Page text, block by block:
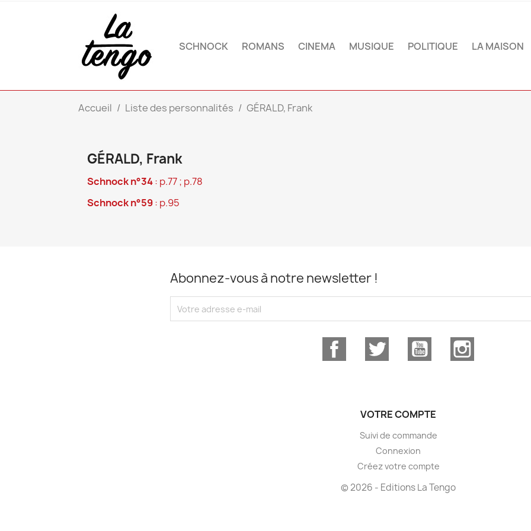
SCHNOCK ROMANS CINEMA MUSIQUE POLITIQUE LA MAISON
Accueil Liste des personnalités GÉRALD, Frank
GÉRALD, Frank
Schnock n°34: p.77 ; p.78
Schnock n°59: p.95
Abonnez-vous à notre newsletter !
Facebook Twitter YouTube
VOTRE COMPTE
Suivi de commande
Connexion
Créez votre compte
© 2026 - Editions La Tengo